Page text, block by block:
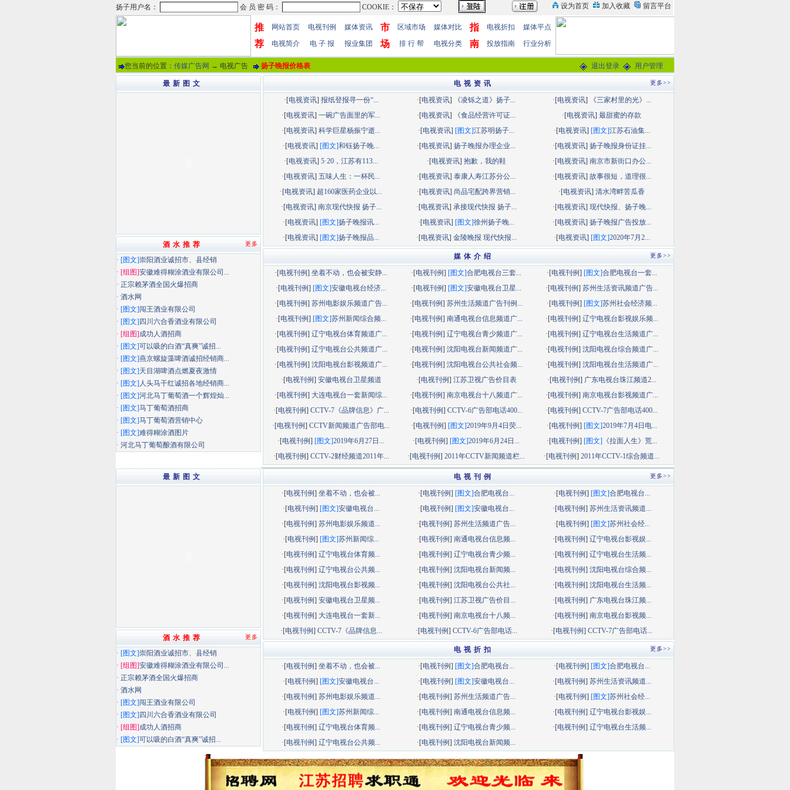
推
荐
网站首页 电视刊例 媒体资讯
市
场
区域市场 媒体对比
指
南
电视折扣
媒体平点
电视简介
电 子 报 报业集团 排 行 帮 电视分类 投放指南 行业分析
您当前的位置： 传媒广告网 → 电视广告 扬子晚报价格表 退出登录 用户管理
更多>>
电 视 资 讯
·[电视资讯] 报纸登报寻一份“... ·[电视资讯] 《凌铄之道》扬子... ·[电视资讯]
《三家村里的光》...
·[电视资讯]一碗广告面里的军... ·[电视资讯] 《食品经营许可证... ·[电视资讯]最甜蜜的存款
·[电视资讯]科学巨星杨振宁逝... ·[电视资讯] [图文]江苏明扬子... ·[电视资讯] [图文]江苏石油集...
·[电视资讯] [图文]和钰扬子晚... ·[电视资讯]扬子晚报办理企业... ·[电视资讯] 扬子晚报身份证挂...
·[电视资讯]5·20，江苏有113... ·[电视资讯] 抱歉，我的鞋 ·[电视资讯] 南京市新街口办公...
·[电视资讯]五味人生：一杯民... ·[电视资讯]泰康人寿江苏分公... ·[电视资讯] 故事很短，道理很...
·[电视资讯] 超160家医药企业以... ·[电视资讯]尚品宅配跨界营销... ·[电视资讯]清水湾畔苦瓜香
·[电视资讯] 南京现代快报 扬子... ·[电视资讯] 承接现代快报 扬子... ·[电视资讯] 现代快报、扬子晚...
·[电视资讯] [图文]扬子晚报讯... ·[电视资讯] [图文]徐州扬子晚... ·[电视资讯] 扬子晚报广告投放...
·[电视资讯] [图文]扬子晚报品... ·[电视资讯] 金陵晚报 现代快报... ·[电视资讯] [图文]2020年7月2...
更多>>
媒 体 介 绍
·[电视刊例]坐着不动，也会被安静... ·[电视刊例] [图文]合肥电视台三套... ·[电视刊例] [图文]合肥电视台一套...
·[电视刊例] [图文]安徽电视台经济... ·[电视刊例] [图文]安徽电视台卫星... ·[电视刊例] 苏州生活资讯频道广告...
·[电视刊例]苏州电影娱乐频道广告... ·[电视刊例]苏州生活频道广告刊例... ·[电视刊例] [图文]苏州社会经济频...
·[电视刊例] [图文]苏州新闻综合频... ·[电视刊例]南通电视台信息频道广... ·[电视刊例] 辽宁电视台影视娱乐频...
·[电视刊例]辽宁电视台体育频道广... ·[电视刊例]辽宁电视台青少频道广... ·[电视刊例] 辽宁电视台生活频道广...
·[电视刊例]辽宁电视台公共频道广... ·[电视刊例]沈阳电视台新闻频道广... ·[电视刊例] 沈阳电视台综合频道广...
·[电视刊例]沈阳电视台影视频道广... ·[电视刊例]沈阳电视台公共社会频... ·[电视刊例] 沈阳电视台生活频道广...
·[电视刊例] 安徽电视台卫星频道 ·[电视刊例] 江苏卫视广告价目表 ·[电视刊例] 广东电视台珠江频道2...
·[电视刊例] 大连电视台一套新闻综... ·[电视刊例]南京电视台十八频道广... ·[电视刊例] 南京电视台影视频道广...
·[电视刊例] CCTV-7《品牌信息》广... ·[电视刊例] CCTV-6广告部电话400... ·[电视刊例]CCTV-7广告部电话400...
·[电视刊例]CCTV新闻频道广告部电... ·[电视刊例] [图文]2019年9月4日荧... ·[电视刊例] [图文]2019年7月4日电...
·[电视刊例] [图文]2019年6月27日... ·[电视刊例] [图文]2019年6月24日... ·[电视刊例] [图文] 《拉面人生》荒...
·[电视刊例] CCTV-2财经频道2011年... ·[电视刊例]2011年CCTV新闻频道栏... ·[电视刊例]2011年CCTV-1综合频道...
最 新 图 文
更多
酒 水 推 荐
· [图文]崇阳酒业诚招市、县经销
· [组图]安徽难得糊涂酒业有限公司...
· 正宗赖茅酒全国火爆招商
· 酒水网
· [图文]闯王酒业有限公司
· [图文] 四川六合香酒业有限公司
· [组图]成功人酒招商
· [图文]可以吸的白酒“真爽”诚招...
· [图文]燕京螺旋藻啤酒诚招经销商...
· [图文]天目湖啤酒点燃夏夜激情
· [图文] 人头马干红诚招各地经销商...
· [图文]河北马丁葡萄酒一个辉煌灿...
· [图文]马丁葡萄酒招商
· [图文]马丁葡萄酒营销中心
· [图文]难得糊涂酒图片
· 河北马丁葡萄酿酒有限公司
更多>>
电 视 刊 例
·[电视刊例]坐着不动，也会被... ·[电视刊例] [图文]合肥电视台... ·[电视刊例] [图文]合肥电视台...
·[电视刊例] [图文]安徽电视台... ·[电视刊例] [图文]安徽电视台... ·[电视刊例] 苏州生活资讯频道...
·[电视刊例]苏州电影娱乐频道... ·[电视刊例]苏州生活频道广告... ·[电视刊例] [图文]苏州社会经...
·[电视刊例] [图文]苏州新闻综... ·[电视刊例]南通电视台信息频... ·[电视刊例] 辽宁电视台影视娱...
·[电视刊例]辽宁电视台体育频... ·[电视刊例]辽宁电视台青少频... ·[电视刊例] 辽宁电视台生活频...
·[电视刊例]辽宁电视台公共频... ·[电视刊例]沈阳电视台新闻频... ·[电视刊例] 沈阳电视台综合频...
·[电视刊例]沈阳电视台影视频... ·[电视刊例]沈阳电视台公共社... ·[电视刊例] 沈阳电视台生活频...
·[电视刊例]安徽电视台卫星频... ·[电视刊例]江苏卫视广告价目... ·[电视刊例] 广东电视台珠江频...
·[电视刊例] 大连电视台一套新... ·[电视刊例]南京电视台十八频... ·[电视刊例] 南京电视台影视频...
·[电视刊例] CCTV-7《品牌信息... ·[电视刊例] CCTV-6广告部电话... ·[电视刊例]CCTV-7广告部电话...
更多>>
电 视 折 扣
·[电视刊例]坐着不动，也会被... ·[电视刊例] [图文]合肥电视台... ·[电视刊例] [图文]合肥电视台...
·[电视刊例] [图文]安徽电视台... ·[电视刊例] [图文]安徽电视台... ·[电视刊例] 苏州生活资讯频道...
·[电视刊例]苏州电影娱乐频道... ·[电视刊例]苏州生活频道广告... ·[电视刊例] [图文]苏州社会经...
·[电视刊例] [图文]苏州新闻综... ·[电视刊例]南通电视台信息频... ·[电视刊例] 辽宁电视台影视娱...
·[电视刊例]辽宁电视台体育频... ·[电视刊例]辽宁电视台青少频... ·[电视刊例] 辽宁电视台生活频...
·[电视刊例]辽宁电视台公共频... ·[电视刊例]沈阳电视台新闻频...
最 新 图 文
更多
酒 水 推 荐
· [图文]崇阳酒业诚招市、县经销
· [组图]安徽难得糊涂酒业有限公司...
· 正宗赖茅酒全国火爆招商
· 酒水网
· [图文]闯王酒业有限公司
· [图文] 四川六合香酒业有限公司
· [组图]成功人酒招商
· [图文]可以吸的白酒“真爽”诚招...